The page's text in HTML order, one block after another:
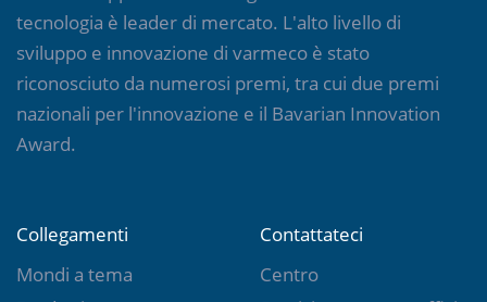
tecnologia è leader di mercato. L'alto livello di
sviluppo e innovazione di varmeco è stato
riconosciuto da numerosi premi, tra cui due premi
nazionali per l'innovazione e il Bavarian Innovation
Award.
Collegamenti
Mondi a tema
Contattateci
Centro